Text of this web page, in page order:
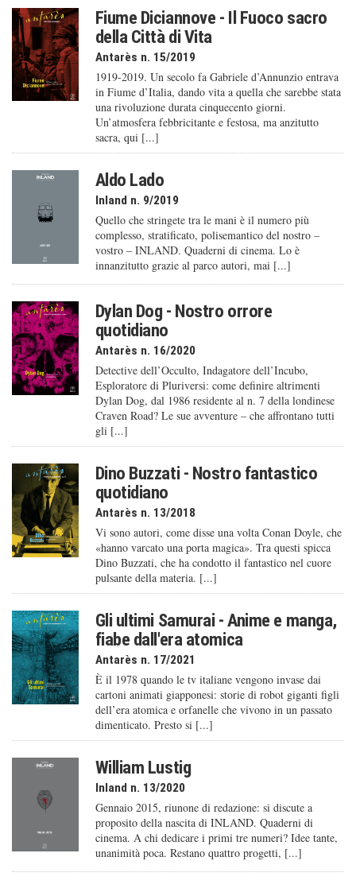
Fiume Diciannove - Il Fuoco sacro
della Città di Vita
Antarès n. 15/2019
1919-2019. Un secolo fa Gabriele d’Annunzio entrava
in Fiume d’Italia, dando vita a quella che sarebbe stata
una rivoluzione durata cinquecento giorni.
Un’atmosfera febbricitante e festosa, ma anzitutto
sacra, qui [...]
Aldo Lado
Inland n. 9/2019
Quello che stringete tra le mani è il numero più
complesso, stratificato, polisemantico del nostro –
vostro – INLAND. Quaderni di cinema. Lo è
innanzitutto grazie al parco autori, mai [...]
Dylan Dog - Nostro orrore
quotidiano
Antarès n. 16/2020
Detective dell’Occulto, Indagatore dell’Incubo,
Esploratore di Pluriversi: come definire altrimenti
Dylan Dog, dal 1986 residente al n. 7 della londinese
Craven Road? Le sue avventure – che affrontano tutti
gli [...]
Dino Buzzati - Nostro fantastico
quotidiano
Antarès n. 13/2018
Vi sono autori, come disse una volta Conan Doyle, che
«hanno varcato una porta magica». Tra questi spicca
Dino Buzzati, che ha condotto il fantastico nel cuore
pulsante della materia. [...]
Gli ultimi Samurai - Anime e manga,
fiabe dall'era atomica
Antarès n. 17/2021
È il 1978 quando le tv italiane vengono invase dai
cartoni animati giapponesi: storie di robot giganti figli
dell’era atomica e orfanelle che vivono in un passato
dimenticato. Presto si [...]
William Lustig
Inland n. 13/2020
Gennaio 2015, riunone di redazione: si discute a
proposito della nascita di INLAND. Quaderni di
cinema. A chi dedicare i primi tre numeri? Idee tante,
unanimità poca. Restano quattro progetti, [...]